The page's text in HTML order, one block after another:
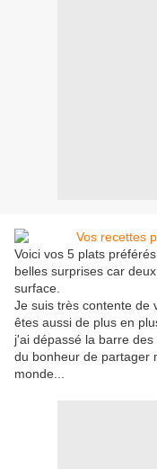
Voici vos 5 plats
belles surprises car
surface.
Je suis très contente de
êtes aussi de plus en
j'ai dépassé la barre
du bonheur de partager
monde...